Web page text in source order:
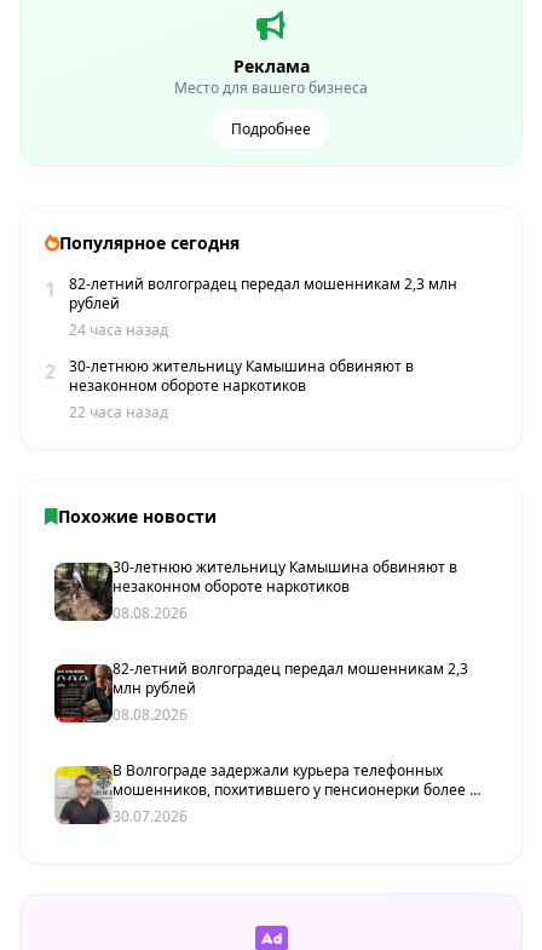
Реклама
Место для вашего бизнеса
Подробнее
Популярное сегодня
1
82-летний волгоградец передал мошенникам 2,3 млн
рублей
24 часа назад
2
30-летнюю жительницу Камышина обвиняют в
незаконном обороте наркотиков
22 часа назад
Похожие новости
30-летнюю жительницу Камышина обвиняют в
незаконном обороте наркотиков
08.08.2026
82-летний волгоградец передал мошенникам 2,3
млн рублей
08.08.2026
В Волгограде задержали курьера телефонных
мошенников, похитившего у пенсионерки более 2
млн рублей
30.07.2026